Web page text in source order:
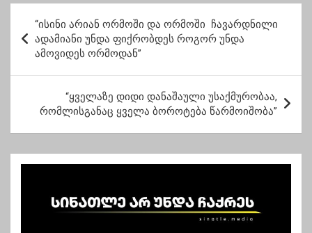
საქართველოს”!!
ო
ტ
ა
“ისინი არიან ორმოში და ორმოში ჩავარდნილი
ადამიანი უნდა ფიქრობდეს როგორ უნდა
ამოვიდეს ორმოდან”
“ყველაზე დიდი დანაშაული უსაქმურობაა,
რომლისგანაც ყველა ბოროტება წარმოიშობა”